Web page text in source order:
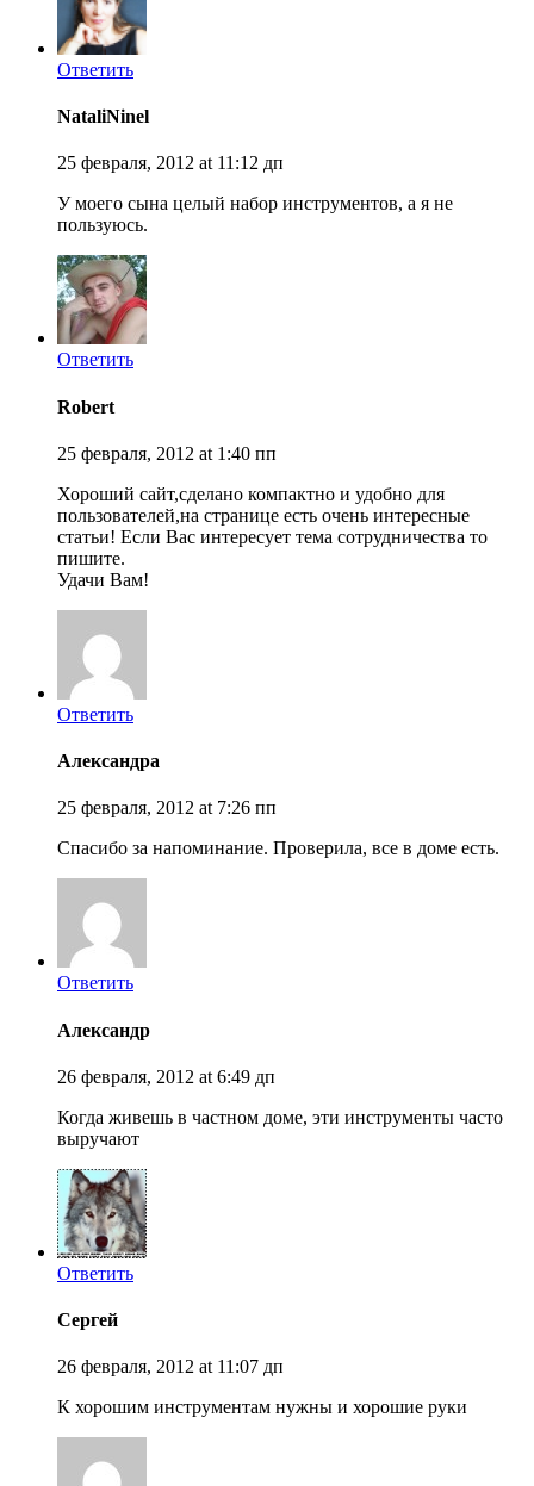
Ответить
NataliNinel
25 февраля, 2012 at 11:12 дп
У моего сына целый набор инструментов, а я не
пользуюсь.
Ответить
Robert
25 февраля, 2012 at 1:40 пп
Хороший сайт,сделано компактно и удобно для
пользователей,на странице есть очень интересные
статьи! Если Вас интересует тема сотрудничества то
пишите.
Удачи Вам!
Ответить
Александра
25 февраля, 2012 at 7:26 пп
Спасибо за напоминание. Проверила, все в доме есть.
Ответить
Александр
26 февраля, 2012 at 6:49 дп
Когда живешь в частном доме, эти инструменты часто
выручают
Ответить
Сергей
26 февраля, 2012 at 11:07 дп
К хорошим инструментам нужны и хорошие руки